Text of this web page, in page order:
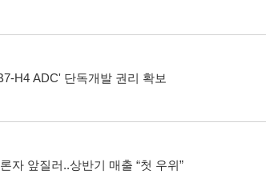
H4 ADC' 단독개발 권리 확보
자 앞질러..상반기 매출 “첫 우위”